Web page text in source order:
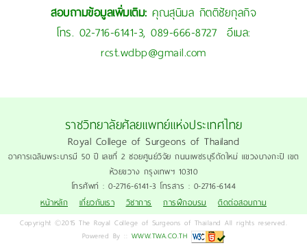
สอบถามข้อมูลเพิ่มเติม: คุณสุนิมล กิตติชัยกุลกิจ
โทร. 02-716-6141-3, 089-666-8727 อีเมล:
rcst.wdbp@gmail.com
ราชวิทยาลัยศัลยแพทย์แห่งประเทศไทย
Royal College of Surgeons of Thailand
อาคารเฉลิมพระบารมี 50 ปี เลขที่ 2 ซอยศูนย์วิจัย ถนนเพชรบุรีตัดใหม่ แขวงบางกะปิ เขต
ห้วยขวาง กรุงเทพฯ 10310
โทรศัพท์ : 0-2716-6141-3 โทรสาร : 0-2716-6144
หน้าหลัก
เกี่ยวกับเรา วิชาการ การฝึกอบรม ติดต่อสอบถาม
Copyright ©2015 The Royal College of Surgeons of Thailand All rights reserved.
Powered By :: WWW.TWA.CO.TH